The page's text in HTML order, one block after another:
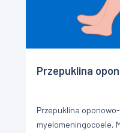
Przepuklina
Przepuklina
myelomeningocoele,